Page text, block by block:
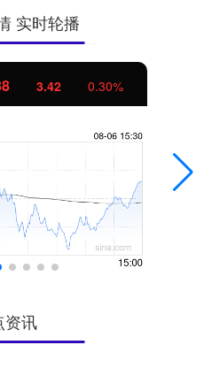
实时轮播
3.42 0.30%
资讯